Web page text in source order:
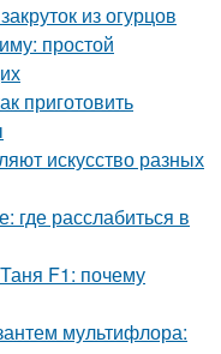
из огурцов
простой
приготовить
искусство разных
где расслабиться в
F1: почему
мультифлора: